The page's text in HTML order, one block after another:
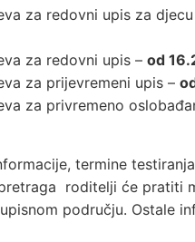
za redovni upis za
za redovni upis – od
za prijevremeni upis –
za privremeno
termine
roditelji će pratiti
području. Ostale